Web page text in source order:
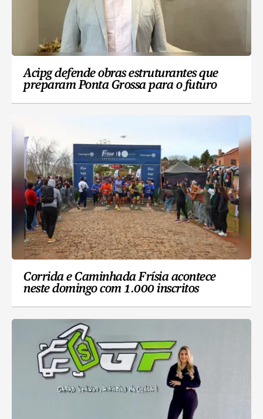
Acipg defende obras estruturantes que
preparam Ponta Grossa para o futuro
Corrida e Caminhada Frísia acontece
neste domingo com 1.000 inscritos